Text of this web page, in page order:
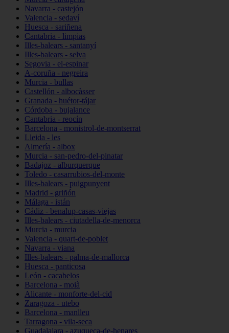
Navarra - castejón
Valencia - sedaví
Huesca - sariñena
Cantabria - limpias
Illes-balears - santanyí
Illes-balears - selva
Segovia - el-espinar
A-coruña - negreira
Murcia - bullas
Castellón - albocàsser
Granada - huétor-tájar
Córdoba - bujalance
Cantabria - reocín
Barcelona - monistrol-de-montserrat
Lleida - les
Almería - albox
Murcia - san-pedro-del-pinatar
Badajoz - alburquerque
Toledo - casarrubios-del-monte
Illes-balears - puigpunyent
Madrid - griñón
Málaga - istán
Cádiz - benalup-casas-viejas
Illes-balears - ciutadella-de-menorca
Murcia - murcia
Valencia - quart-de-poblet
Navarra - viana
Illes-balears - palma-de-mallorca
Huesca - panticosa
León - cacabelos
Barcelona - moià
Alicante - monforte-del-cid
Zaragoza - utebo
Barcelona - manlleu
Tarragona - vila-seca
Guadalajara - azuqueca-de-henares